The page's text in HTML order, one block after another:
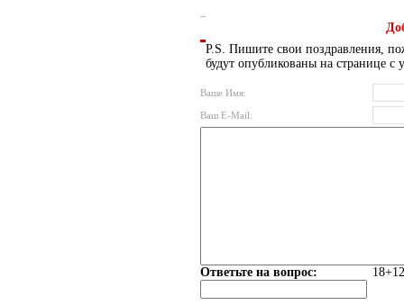
P.S. Пишите свои поздравления,
будут опубликованы на странице с
Ваше Имя:
Ваш E-Mail:
Ответьте на вопрос: